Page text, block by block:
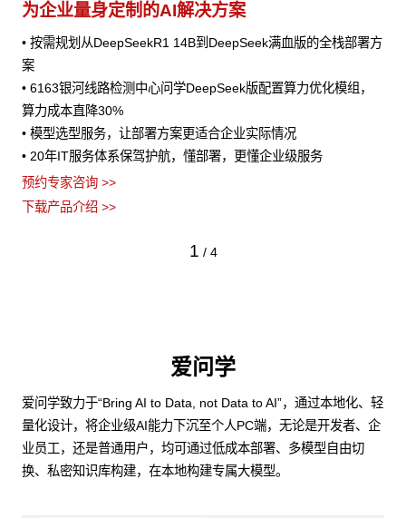
为企业量身定制的AI解决方案
• 按需规划从DeepSeekR1 14B到DeepSeek满血版的全栈部署方
案
• 6163银河线路检测中心问学DeepSeek版配置算力优化模组，
算力成本直降30%
• 模型选型服务，让部署方案更适合企业实际情况
• 20年IT服务体系保驾护航，懂部署，更懂企业级服务
预约专家咨询 >>
下载产品介绍 >>
1 / 4
爱问学
爱问学致力于“Bring AI to Data, not Data to AI”，通过本地化、轻
量化设计，将企业级AI能力下沉至个人PC端，无论是开发者、企
业员工，还是普通用户，均可通过低成本部署、多模型自由切
换、私密知识库构建，在本地构建专属大模型。